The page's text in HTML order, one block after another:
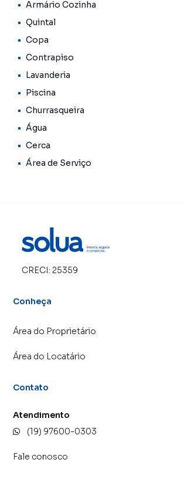
Armário Cozinha
Quintal
Copa
Contrapiso
Lavanderia
Piscina
Churrasqueira
Água
Cerca
Área de Serviço
CRECI: 25359
Conheça
Área do Proprietário
Área do Locatário
Contato
Atendimento
(19) 97600-0303
Fale conosco